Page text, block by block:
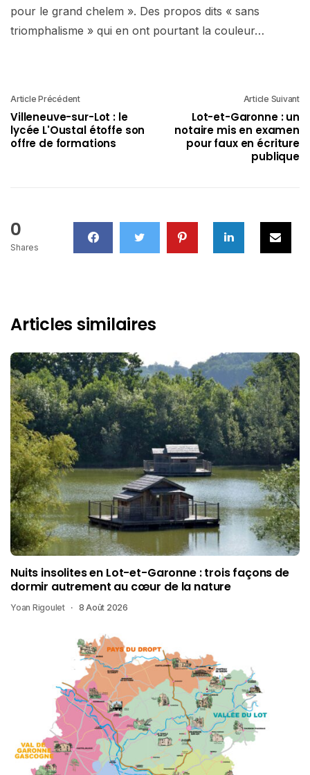
pour le grand chelem ». Des propos dits « sans
triomphalisme » qui en ont pourtant la couleur…
Article Précédent
Villeneuve-sur-Lot : le
lycée L'Oustal étoffe son
offre de formations
Article Suivant
Lot-et-Garonne : un
notaire mis en examen
pour faux en écriture
publique
0
Shares
Articles similaires
Nuits insolites en Lot-et-Garonne : trois façons de
dormir autrement au cœur de la nature
Yoan Rigoulet 8 Août 2026